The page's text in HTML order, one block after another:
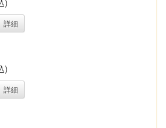
)
詳細
)
詳細